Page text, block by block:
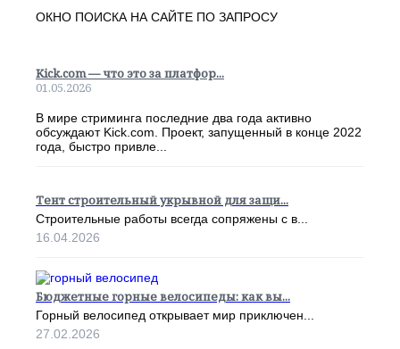
ОКНО ПОИСКА НА САЙТЕ ПО ЗАПРОСУ
Kick.com — что это за платфор...
01.05.2026
В мире стриминга последние два года активно
обсуждают Kick.com. Проект, запущенный в конце 2022
года, быстро привле...
Тент строительный укрывной для защи...
Строительные работы всегда сопряжены с в...
16.04.2026
Бюджетные горные велосипеды: как вы...
Горный велосипед открывает мир приключен...
27.02.2026